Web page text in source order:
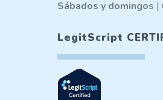
Sábados y domingos |
LegitScript